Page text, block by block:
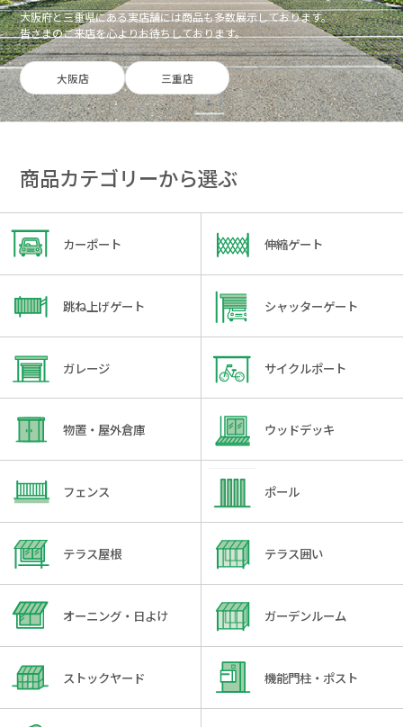
大阪府と三重県にある実店舗には商品も多数展示しております。
皆さまのご来店を心よりお待ちしております。
大阪店 三重店
商品カテゴリーから選ぶ
カーポート 伸縮ゲート
跳ね上げゲート シャッターゲート
ガレージ サイクルポート
物置・屋外倉庫 ウッドデッキ
フェンス ポール
テラス屋根 テラス囲い
オーニング・日よけ ガーデンルーム
ストックヤード 機能門柱・ポスト